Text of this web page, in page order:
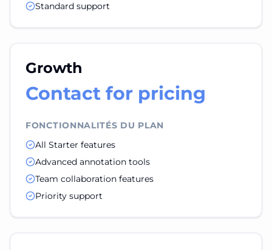
Standard support
Growth
Contact for pricing
FONCTIONNALITÉS DU PLAN
All Starter features
Advanced annotation tools
Team collaboration features
Priority support